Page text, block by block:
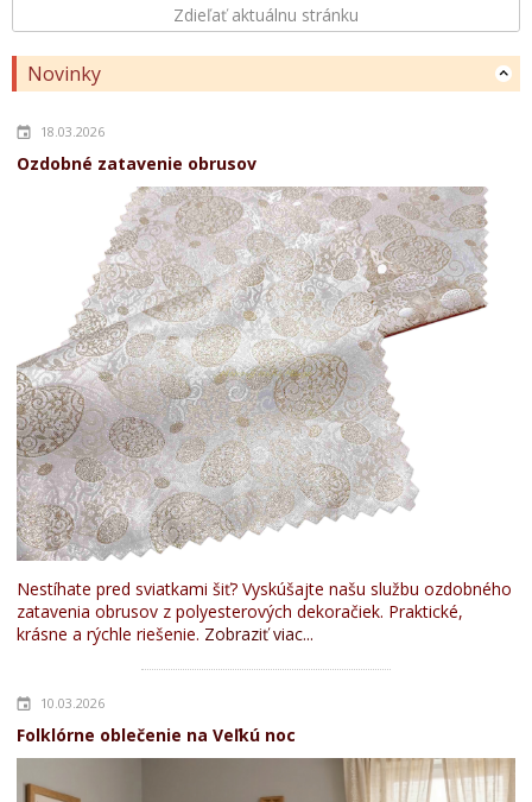
Zdieľať aktuálnu stránku
Novinky
18.03.2026
Ozdobné zatavenie obrusov
Nestíhate pred sviatkami šiť? Vyskúšajte našu službu ozdobného
zatavenia obrusov z polyesterových dekoračiek. Praktické,
krásne a rýchle riešenie. Zobraziť viac...
10.03.2026
Folklórne oblečenie na Veľkú noc